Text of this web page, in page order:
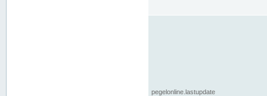
pegelonline.lastupdate